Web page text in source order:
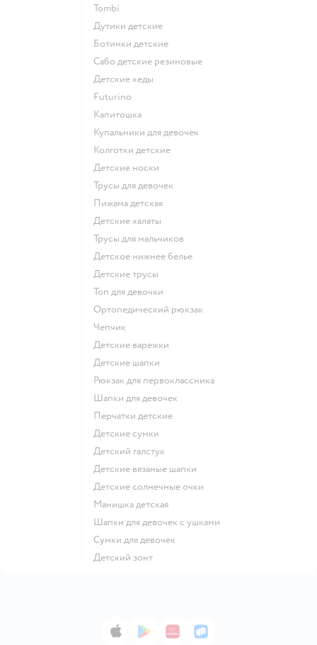
Tombi
Дутики детские
Ботинки детские
Сабо детские резиновые
Детские кеды
Futurino
Капитошка
Купальники для девочек
Колготки детские
Детские носки
Трусы для девочек
Пижама детская
Детские халаты
Трусы для мальчиков
Детское нижнее белье
Детские трусы
Топ для девочки
Ортопедический рюкзак
Чепчик
Детские варежки
Детские шапки
Рюкзак для первоклассника
Шапки для девочек
Перчатки детские
Детские сумки
Детский галстук
Детские вязаные шапки
Детские солнечные очки
Манишка детская
Шапки для девочек с ушками
Сумки для девочек
Детский зонт
App StoreGoogle Play
AppGallery
RuStore